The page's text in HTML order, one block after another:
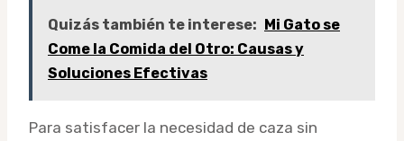
Quizás también te interese: Mi Gato se
Come la Comida del Otro: Causas y
Soluciones Efectivas
Para satisfacer la necesidad de caza sin